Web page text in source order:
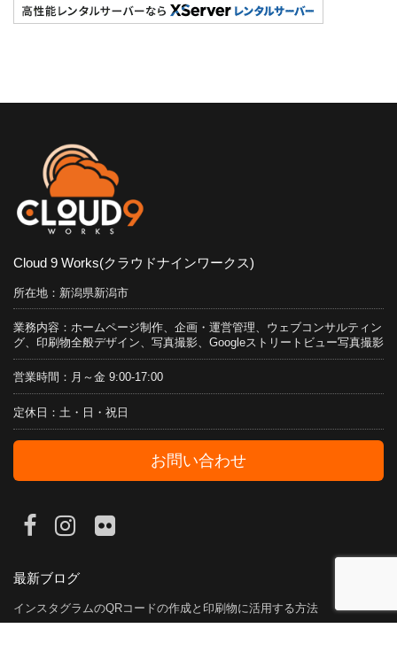
Cloud 9 Works(クラウドナインワークス)
所在地：新潟県新潟市
業務内容：ホームページ制作、企画・運営管理、ウェブコンサルティン
グ、印刷物全般デザイン、写真撮影、Googleストリートビュー写真撮影
営業時間：月～金 9:00-17:00
定休日：土・日・祝日
お問い合わせ
最新ブログ
インスタグラムのQRコードの作成と印刷物に活用する方法